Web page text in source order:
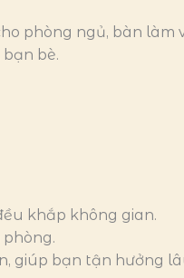
phòng ngủ, bàn làm
bè.
khắp không gian.
phòng.
giúp bạn tận hưởng